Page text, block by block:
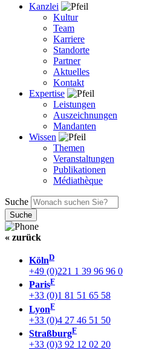
Kanzlei
Kultur
Team
Karriere
Standorte
Partner
Aktuelles
Kontakt
Expertise
Leistungen
Auszeichnungen
Mandanten
Wissen
Themen
Veranstaltungen
Publikationen
Médiathèque
Suche
« zurück
KölnD
+49 (0)221 1 39 96 96 0
ParisF
+33 (0)1 81 51 65 58
LyonF
+33 (0)4 27 46 51 50
StraßburgF
+33 (0)3 92 12 02 20